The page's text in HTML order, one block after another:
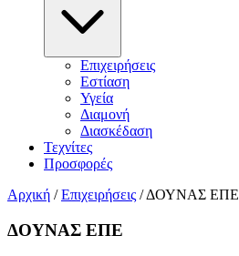
Επιχειρήσεις
Εστίαση
Υγεία
Διαμονή
Διασκέδαση
Τεχνίτες
Προσφορές
Αρχική / Επιχειρήσεις / ΔΟΥΝΑΣ ΕΠΕ
ΔΟΥΝΑΣ ΕΠΕ